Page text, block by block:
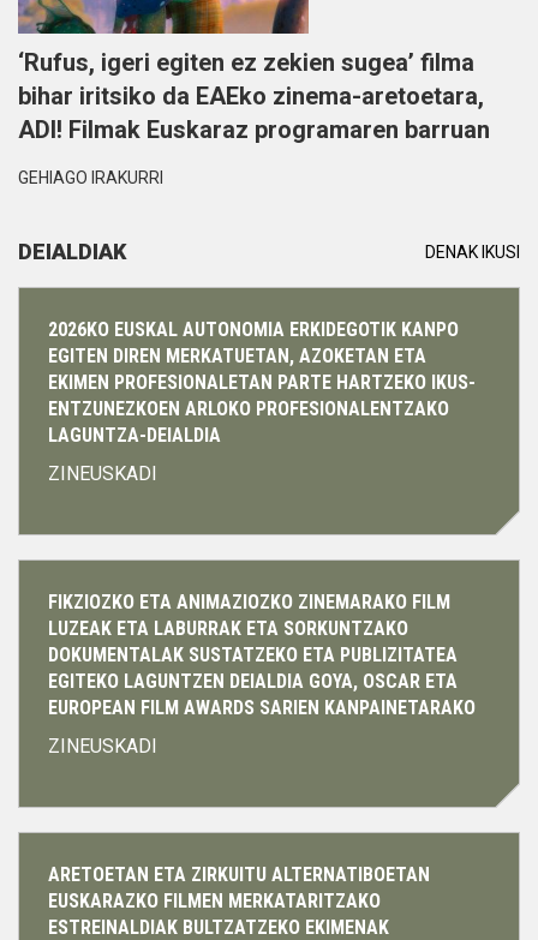
‘Rufus, igeri egiten ez zekien sugea’ filma
bihar iritsiko da EAEko zinema-aretoetara,
ADI! Filmak Euskaraz programaren barruan
GEHIAGO IRAKURRI
DEIALDIAK
2026KO EUSKAL AUTONOMIA ERKIDEGOTIK KANPO
EGITEN DIREN MERKATUETAN, AZOKETAN ETA
EKIMEN PROFESIONALETAN PARTE HARTZEKO IKUS-
ENTZUNEZKOEN ARLOKO PROFESIONALENTZAKO
LAGUNTZA-DEIALDIA
ZINEUSKADI
gehiago
FIKZIOZKO ETA ANIMAZIOZKO ZINEMARAKO FILM
LUZEAK ETA LABURRAK ETA SORKUNTZAKO
DOKUMENTALAK SUSTATZEKO ETA PUBLIZITATEA
EGITEKO LAGUNTZEN DEIALDIA GOYA, OSCAR ETA
EUROPEAN FILM AWARDS SARIEN KANPAINETARAKO
ZINEUSKADI
gehiago
ARETOETAN ETA ZIRKUITU ALTERNATIBOETAN
EUSKARAZKO FILMEN MERKATARITZAKO
ESTREINALDIAK BULTZATZEKO EKIMENAK
gehiago
DENAK IKUSI